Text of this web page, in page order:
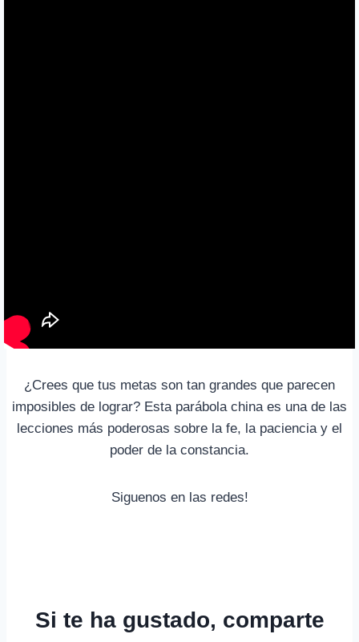
¿Crees que tus metas son tan grandes que parecen
imposibles de lograr? Esta parábola china es una de las
lecciones más poderosas sobre la fe, la paciencia y el
poder de la constancia.
Siguenos en las redes!
Si te ha gustado, comparte